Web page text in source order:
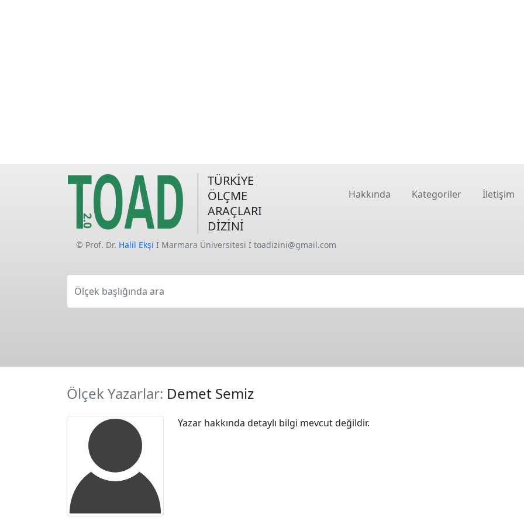
TÜRKİYE
ÖLÇME
ARAÇLARI
DİZİNİ
Hakkında Kategoriler İletişim
© Prof. Dr. Halil Ekşi I Marmara Üniversitesi I toadizini@gmail.com
Ölçek başlığında ara
Ölçek Yazarlar: Demet Semiz
Yazar hakkında detaylı bilgi mevcut değildir.